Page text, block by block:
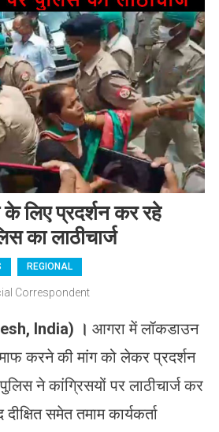
के लिए प्रदर्शन कर रहे
का लाठीचार्ज
REGIONAL
Correspondent
India) । आगरा में लॉकडाउन
करने की मांग को लेकर प्रदर्शन
ने कांग्रिसयों पर लाठीचार्ज कर
समेत तमाम कार्यकर्ता